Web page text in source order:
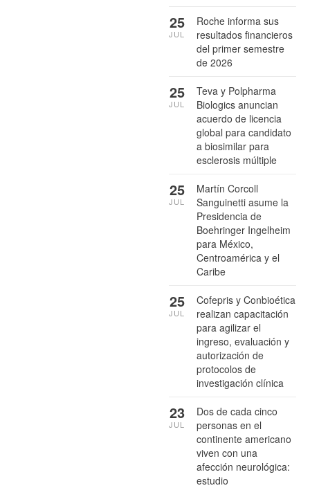
Roche informa sus
resultados financieros
del primer semestre
de 2026
25
JUL
Teva y Polpharma
Biologics anuncian
acuerdo de licencia
global para candidato
a biosimilar para
esclerosis múltiple
25
JUL
Martín Corcoll
Sanguinetti asume la
Presidencia de
Boehringer Ingelheim
para México,
Centroamérica y el
Caribe
25
JUL
Cofepris y Conbioética
realizan capacitación
para agilizar el
ingreso, evaluación y
autorización de
protocolos de
investigación clínica
25
JUL
Dos de cada cinco
personas en el
continente americano
viven con una
afección neurológica:
estudio
23
JUL